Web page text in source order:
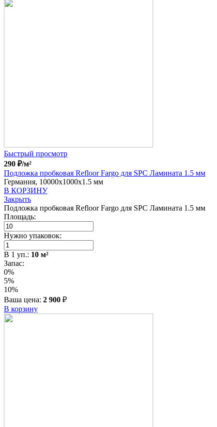
Быстрый просмотр
290 ₽/м²
Подложка пробковая Refloor Fargo для SPC Ламината 1.5 мм
Германия, 10000x1000x1.5 мм
В КОРЗИНУ
Закрыть
Подложка пробковая Refloor Fargo для SPC Ламината 1.5 мм
Площадь:
Нужно упаковок:
В 1 уп.: 10 м²
Запас:
0%
5%
10%
Ваша цена: 2 900 ₽
В корзину